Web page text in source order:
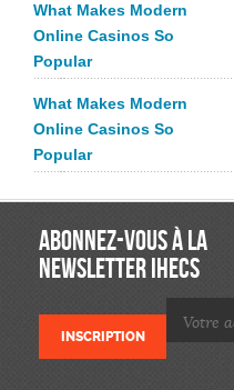
What Makes Modern
Online Casinos So
Popular
What Makes Modern
Online Casinos So
Popular
ABONNEZ-VOUS À LA
NEWSLETTER IHECS